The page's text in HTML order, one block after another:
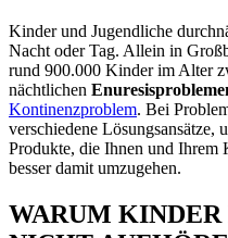
Kinder und Jugendliche
Nacht oder Tag. Allein in
rund 900.000 Kinder im Alter
nächtlichen
Kontinenzproblem. Bei
verschiedene Lösungsansätze,
Produkte, die Ihnen und Ihrem
besser damit umzugehen.
WARUM